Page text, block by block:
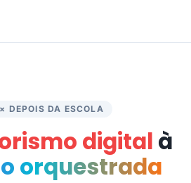
DEPOIS DA ESCOLA
digital à
orquestrada